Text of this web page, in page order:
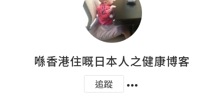
喺香港住嘅日本人之健康博客
追蹤